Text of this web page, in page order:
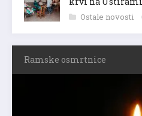
Ostale novosti
Ramske osmrtnice